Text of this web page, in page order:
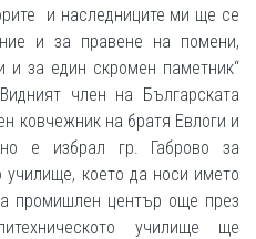
и наследниците ми ще се
и за правене на помени,
и за един скромен паметник“
член на Българската
ковчежник на братя Евлоги и
е избрал гр. Габрово за
училище, което да носи името
промишлен център още през
училище ще